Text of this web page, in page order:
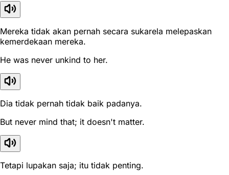
Mereka tidak akan pernah secara sukarela melepaskan
kemerdekaan mereka.
He was never unkind to her.
Dia tidak pernah tidak baik padanya.
But never mind that; it doesn't matter.
Tetapi lupakan saja; itu tidak penting.